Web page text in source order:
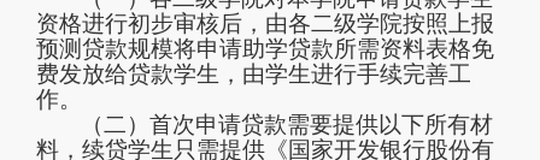
资格进行初步审核后，由各二级学院按照上报
预测贷款规模将申请助学贷款所需资料表格免
费发放给贷款学生，由学生进行手续完善工
作。
（二）首次申请贷款需要提供以下所有材
料，续贷学生只需提供《国家开发银行股份有